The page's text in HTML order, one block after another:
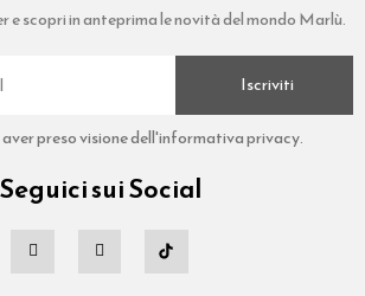
e scopri in anteprima le novità del mondo Marlù.
Iscriviti
preso visione dell'informativa privacy.
Seguici sui Social